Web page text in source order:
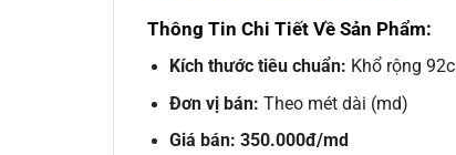
Thông Tin Chi Tiết Về Sản Phẩm:
Kích thước tiêu chuẩn: Khổ rộng
Đơn vị bán: Theo mét dài (md)
Giá bán: 350.000đ/md